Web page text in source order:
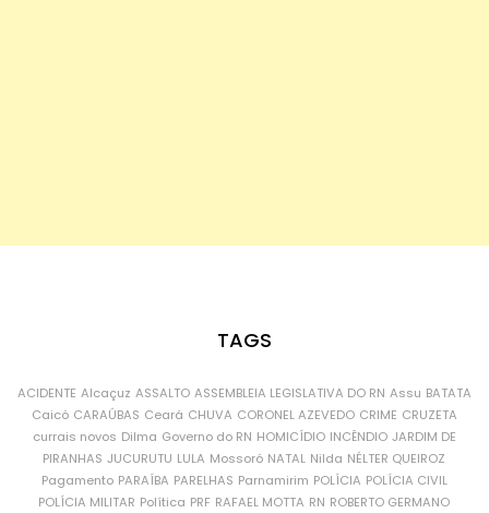
TAGS
ACIDENTE Alcaçuz ASSALTO ASSEMBLEIA LEGISLATIVA DO RN Assu BATATA
Caicó CARAÚBAS Ceará CHUVA CORONEL AZEVEDO CRIME CRUZETA
currais novos Dilma Governo do RN HOMICÍDIO INCÊNDIO JARDIM DE
PIRANHAS JUCURUTU LULA Mossoró NATAL Nilda NÉLTER QUEIROZ
Pagamento PARAÍBA PARELHAS Parnamirim POLÍCIA POLÍCIA CIVIL
POLÍCIA MILITAR Política PRF RAFAEL MOTTA RN ROBERTO GERMANO